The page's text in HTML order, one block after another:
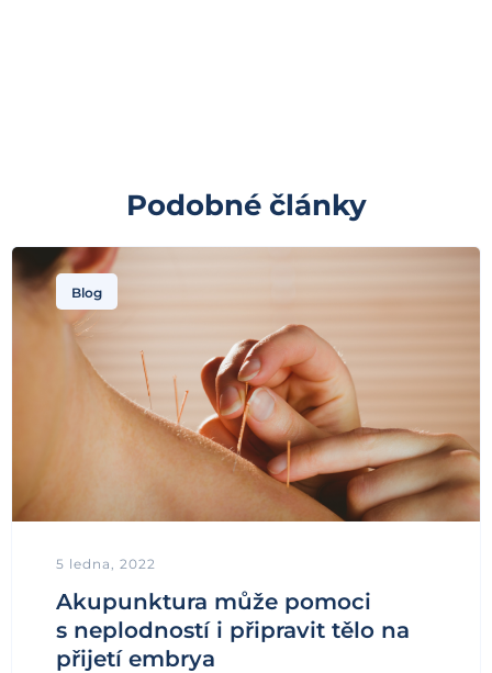
Podobné články
Blog
5 ledna, 2022
Akupunktura může pomoci
s neplodností i připravit tělo na
přijetí embrya